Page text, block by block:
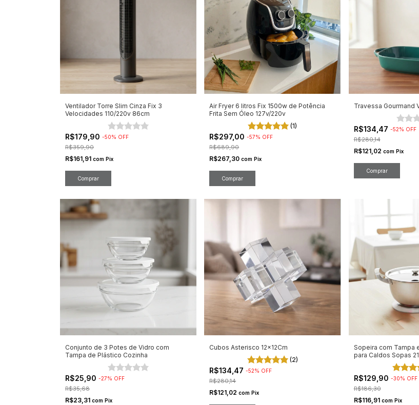
Ventilador Torre Slim Cinza Fix 3
Velocidades 110/220v 86cm
R$179,90 -50% OFF
R$359,90
R$161,91 com Pix
Comprar
Air Fryer 6 litros Fix 1500w de Potência
Frita Sem Óleo 127v/220v
(1)
R$297,00-57% OFF
R$689,90
R$267,30com Pix
Comprar
Travessa Gourmand
R$134,47 -52% OFF
R$280,14
R$121,02 com Pix
Conjunto de 3 Potes de Vidro com
Tampa de Plástico Cozinha
R$25,90 -27% OFF
R$35,68
R$23,31 com Pix
Cubos Asterisco 12x12Cm
(2)
R$134,47-52% OFF
R$280,14
R$121,02com Pix
Sopeira com Tampa
para Caldos Sopas
R$129,90 -30% OFF
R$186,30
R$116,91 com Pix